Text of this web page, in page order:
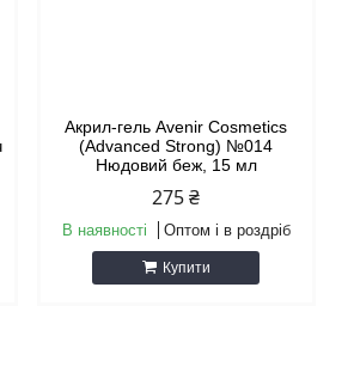
Акрил-гель Avenir Cosmetics
(Advanced Strong) №014
Нюдовий беж, 15 мл
275 ₴
В наявності Оптом і в роздріб
Купити